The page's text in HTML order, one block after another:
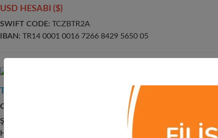
USD HESABI ($)
SWIFT CODE: TCZBTR2A
IBAN: TR14 0001 0016 7266 8429 5650 05
COREKS KİMYA KAĞIT VE GIDA SANAYİ TİC.LTD.ŞTİ.
Şube:
1363 / TOPKAPI SANAYİ İSTANBUL ŞUBESİ
Hesap No: